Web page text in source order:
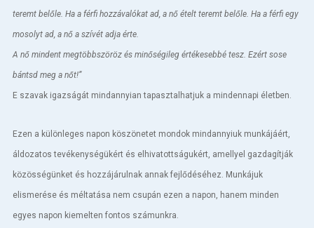
teremt belőle. Ha a férfi hozzávalókat ad, a nő ételt teremt belőle. Ha a férfi egy
mosolyt ad, a nő a szívét adja érte.
A nő mindent megtöbbszöröz és minőségileg értékesebbé tesz. Ezért sose
bántsd meg a nőt!”
E szavak igazságát mindannyian tapasztalhatjuk a mindennapi életben.
Ezen a különleges napon köszönetet mondok mindannyiuk munkájáért,
áldozatos tevékenységükért és elhivatottságukért, amellyel gazdagítják
közösségünket és hozzájárulnak annak fejlődéséhez. Munkájuk
elismerése és méltatása nem csupán ezen a napon, hanem minden
egyes napon kiemelten fontos számunkra.